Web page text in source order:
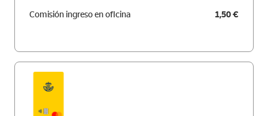
Comisión ingreso en oficina 1,50 €